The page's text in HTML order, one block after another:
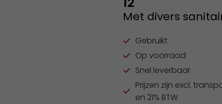
Met divers
Gebruikt
Op voorraad
Snel leverbaar
Prijzen zijn excl.
en 21% BTW